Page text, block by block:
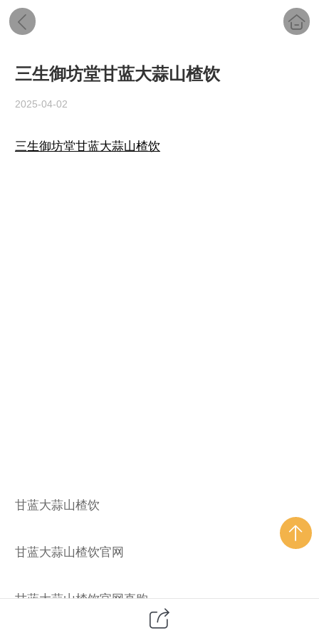
三生御坊堂甘蓝大蒜山楂饮
2025-04-02
三生御坊堂甘蓝大蒜山楂饮
甘蓝大蒜山楂饮
甘蓝大蒜山楂饮官网
甘蓝大蒜山楂饮官网直购